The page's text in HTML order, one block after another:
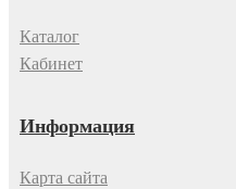
Каталог
Кабинет
Информация
Карта сайта